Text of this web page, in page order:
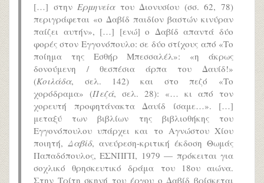
[…] στηνΕρμηνείατου Διονυσίου (σσ. 62, 78)
περιγράφεται «ο Δαβίδ παιδίον βαστών κινύραν
παίζει αυτήν», […] [ενώ] ο Δαβίδ απαντά δύο
φορές στον Εγγονόπουλο: σε δύο στίχους από «Το
ποίημα της Εσθήρ Μπεσσαλέλ»: «η άκρως
δονούμενη / θεσπέσια άρπα του Δαυίδ!»
(Κοιλάδα, σελ. 142) και στο πεζό «Το
χορόδραμα» (Πεζά, σελ. 28): «… κι από τον
χορευτή προφητάνακτα Δαυίδ ίσαμε…». […]
μεταξύ των βιβλίων της βιβλιοθήκης του
Εγγονόπουλου υπάρχει και το Αγνώστου Χίου
ποιητή, Δαβίδ, ανεύρεση-κριτική έκδοση Θωμάς
Παπαδόπουλος, ΕΣΝΠΓΠ, 1979 — πρόκειται για
σοχλικό θρησκευτικό δράμα του 18ου αιώνα.
Στην Τρίτη σκηνή του έργου ο Δαβίδ βρίσκεται